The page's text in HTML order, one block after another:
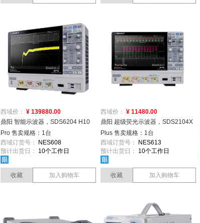
西域价： ¥ 139880.00
鼎阳 智能示波器，SDS6204 H10
Pro 售卖规格：1台
西域订货号：
NES608
预计出货日：
10个工作日
收藏 加入购物车
西域价： ¥ 11480.00
鼎阳 超级荧光示波器，SDS2104X
Plus 售卖规格：1台
西域订货号：
NES613
预计出货日：
10个工作日
收藏 加入购物车